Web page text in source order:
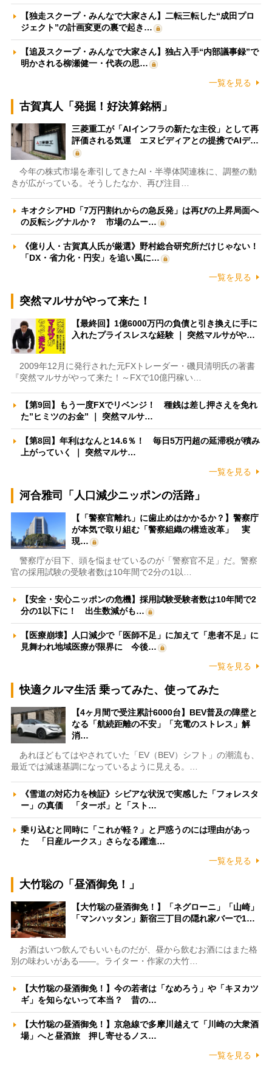
【独走スクープ・みんなで大家さん】二転三転した“成田プロ
ジェクト”の計画変更の裏で起き…
【追及スクープ・みんなで大家さん】独占入手“内部議事録”で
明かされる柳瀬健一・代表の思…
一覧を見る
古賀真人「発掘！好決算銘柄」
三菱重工が「AIインフラの新たな主役」として再
評価される気運 エヌビディアとの提携でAIデ…
今年の株式市場を牽引してきたAI・半導体関連株に、調整の動
きが広がっている。そうしたなか、再び注目…
キオクシアHD「7万円割れからの急反発」は再びの上昇局面へ
の反転シグナルか？ 市場のムー…
《億り人・古賀真人氏が厳選》野村総合研究所だけじゃない！
「DX・省力化・円安」を追い風に…
一覧を見る
突然マルサがやって来た！
【最終回】1億6000万円の負債と引き換えに手に
入れたプライスレスな経験 ｜ 突然マルサがや…
2009年12月に発行された元FXトレーダー・磯貝清明氏の著書
『突然マルサがやって来た！～FXで10億円稼い…
【第9回】もう一度FXでリベンジ！ 種銭は差し押さえを免れ
た”ヒミツのお金” ｜ 突然マルサ…
【第8回】年利はなんと14.6％！ 毎日5万円超の延滞税が積み
上がっていく ｜ 突然マルサ…
一覧を見る
河合雅司「人口減少ニッポンの活路」
【「警察官離れ」に歯止めはかかるか？】警察庁
が本気で取り組む「警察組織の構造改革」 実
現…
警察庁が目下、頭を悩ませているのが「警察官不足」だ。警察
官の採用試験の受験者数は10年間で2分の1以…
【安全・安心ニッポンの危機】採用試験受験者数は10年間で2
分の1以下に！ 出生数減がも…
【医療崩壊】人口減少で「医師不足」に加えて「患者不足」に
見舞われ地域医療が限界に 今後…
一覧を見る
快適クルマ生活 乗ってみた、使ってみた
【4ヶ月間で受注累計6000台】BEV普及の障壁と
なる「航続距離の不安」「充電のストレス」解
消…
あれほどもてはやされていた「EV（BEV）シフト」の潮流も、
最近では減速基調になっているように見える。…
《雪道の対応力を検証》シビアな状況で実感した「フォレスタ
ー」の真価 「ターボ」と「スト…
乗り込むと同時に「これが軽？」と戸惑うのには理由があっ
た 「日産ルークス」さらなる躍進…
一覧を見る
大竹聡の「昼酒御免！」
【大竹聡の昼酒御免！】「ネグローニ」「山崎」
「マンハッタン」新宿三丁目の隠れ家バーで1…
お酒はいつ飲んでもいいものだが、昼から飲むお酒にはまた格
別の味わいがある――。ライター・作家の大竹…
【大竹聡の昼酒御免！】今の若者は「なめろう」や「キヌカツ
ギ」を知らないって本当？ 昔の…
【大竹聡の昼酒御免！】京急線で多摩川越えて「川崎の大衆酒
場」へと昼酒旅 押し寄せるノス…
一覧を見る